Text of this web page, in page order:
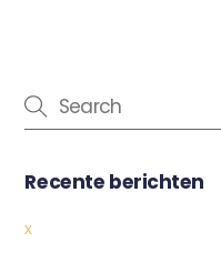
Recente berichten
x